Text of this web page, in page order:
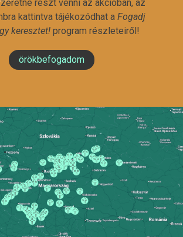
részt venni az akcióban, az
kattintva tájékozódhat a Fogadj
keresztet!program részleteiről!
örökbefogadom